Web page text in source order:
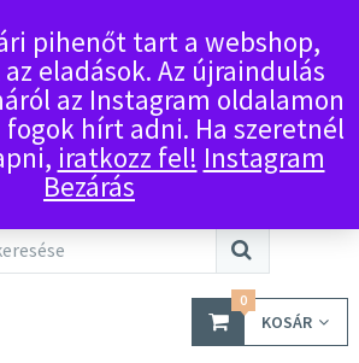
KOSÁR
0
pihenőt tart a webshop,
eladások. Az újraindulás
az Instagram oldalamon
hírt adni. Ha szeretnél
iratkozz fel! Instagram
Bezárás